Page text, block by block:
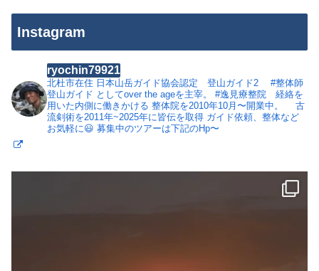
Instagram
ryochin79921
北杜市在住 日本山岳ガイド協会認定 登山ガイド2
#整体師
登山ガイド としてover the ageを主宰。
#逸見療整院 経絡を
用いた内側に働きかける 整体院を2010年10月〜開業中。
古
流剣術を2011年~2025年に皆伝を取得 ガイド依頼、整体など
お気軽に😃 募集中のツアーは下記のHp〜